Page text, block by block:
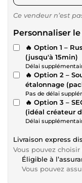
Ce vendeur n’est
Personnaliser
🔥 Option 1 –
(jusqu'à 15min)
Délai
🔥 Option 2 –
étalonnage
Pas de délai
🔥 Option 3 –
(idéal créateur
Délai
Livraison express
Vous pouvez
Éligible à
Vous pouvez